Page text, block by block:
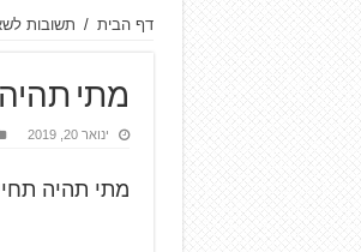
דף הבית / תשובות
מתי
ינואר 20, 2019
מתי תהיה